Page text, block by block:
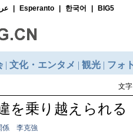
文字
を乗り越えられる
係 李克強